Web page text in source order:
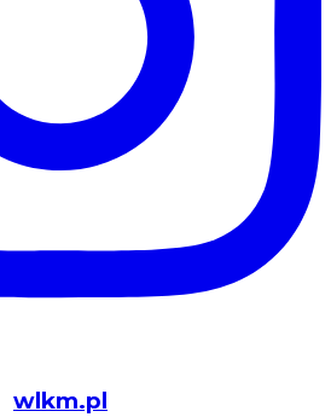
wlkm.pl